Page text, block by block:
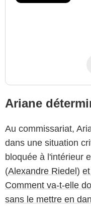
Ariane
Au commissariat,
dans une situation
bloquée à l'intérieur
(Alexandre Riedel)
Comment va-t-elle
sans le mettre en